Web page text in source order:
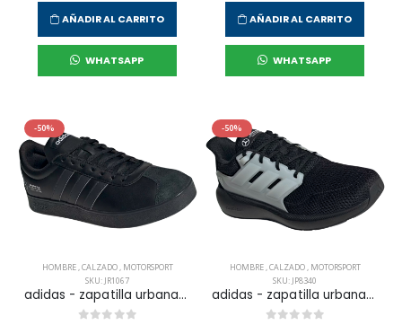
AÑADIR AL CARRITO
WHATSAPP
AÑADIR AL CARRITO
WHATSAPP
-50%
HOMBRE,CALZADO, MOTORSPORT
SKU: JR1067
adidas - zapatilla urbana vl court mer para hombre
-50%
HOMBRE,CALZADO, MOTORSPORT
SKU: JP8340
adidas - zapatilla urbana ultimashow mer para hombre